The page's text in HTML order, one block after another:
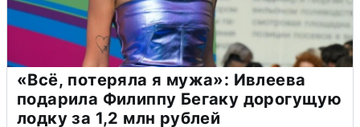
«Всё, потеряла я мужа»: Ивлеева
подарила Филиппу Бегаку дорогущую
лодку за 1,2 млн рублей